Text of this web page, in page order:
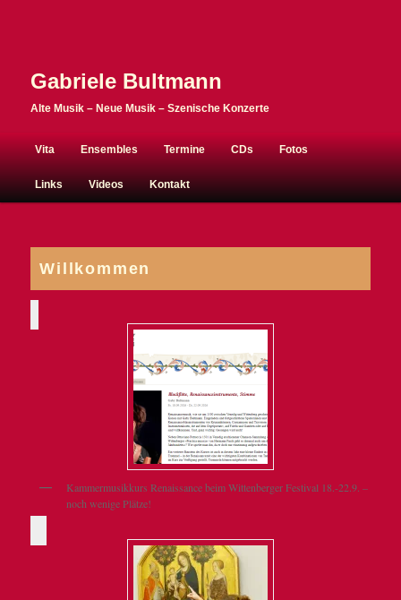
Gabriele Bultmann
Alte Musik – Neue Musik – Szenische Konzerte
Zum Inhalt wechseln
Zum sekundären Inhalt wechseln
Vita Ensembles Termine CDs Fotos
Links Videos Kontakt
Willkommen
Kammermusikkurs Renaissance beim Wittenberger Festival 18.-22.9. –
noch wenige Plätze!